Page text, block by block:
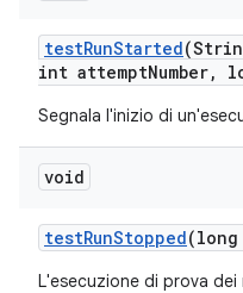
testRunStarted
int attemptNumber,
Segnala l'inizio di
void
testRunStopped(long
L'esecuzione di prova